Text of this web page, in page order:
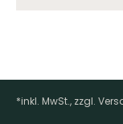
Footer-Menü
*inkl. MwSt., zzgl.